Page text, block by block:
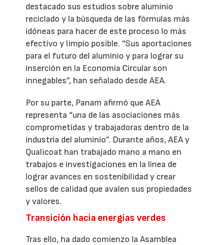
destacado sus estudios sobre aluminio
reciclado y la búsqueda de las fórmulas más
idóneas para hacer de este proceso lo más
efectivo y limpio posible. “Sus aportaciones
para el futuro del aluminio y para lograr su
inserción en la Economía Circular son
innegables”, han señalado desde AEA.
Por su parte, Panam afirmó que AEA
representa “una de las asociaciones más
comprometidas y trabajadoras dentro de la
industria del aluminio”. Durante años, AEA y
Qualicoat han trabajado mano a mano en
trabajos e investigaciones en la línea de
lograr avances en sostenibilidad y crear
sellos de calidad que avalen sus propiedades
y valores.
Transición hacia energías verdes
Tras ello, ha dado comienzo la Asamblea